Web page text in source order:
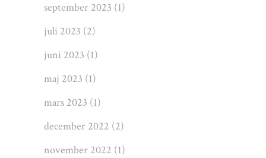
september 2023 (1)
juli 2023 (2)
juni 2023 (1)
maj 2023 (1)
mars 2023 (1)
december 2022 (2)
november 2022 (1)